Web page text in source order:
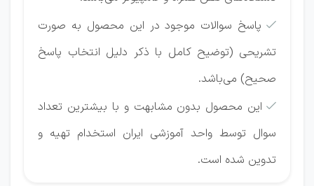
 پاسخ سوالات موجود در این محصول به صورت
تشریحی (توضیح کامل با ذکر دلیل انتخاب پاسخ
صحیح) می‌باشد.
 این محصول بدون مشابهت و با بیشترین تعداد
سوال توسط واحد آموزشی ایران استخدام تهیه و
تدوین شده است.